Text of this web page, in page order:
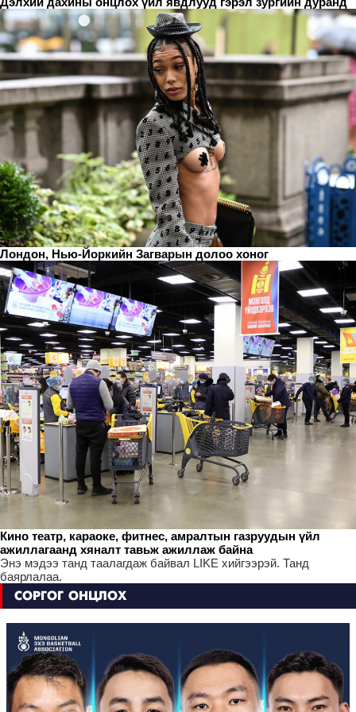
Лондон, Нью-Йоркийн Загварын долоо хоног
Кино театр, караоке, фитнес, амралтын газруудын үйл
ажиллагаанд хяналт тавьж ажиллаж байна
Энэ мэдээ танд таалагдаж байвал LIKE хийгээрэй. Танд
баярлалаа.
СОРГОГ ОНЦЛОХ